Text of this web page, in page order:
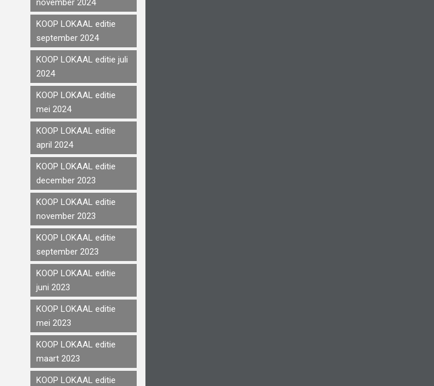
november 2024
KOOP LOKAAL editie
september 2024
KOOP LOKAAL editie juli
2024
KOOP LOKAAL editie
mei 2024
KOOP LOKAAL editie
april 2024
KOOP LOKAAL editie
december 2023
KOOP LOKAAL editie
november 2023
KOOP LOKAAL editie
september 2023
KOOP LOKAAL editie
juni 2023
KOOP LOKAAL editie
mei 2023
KOOP LOKAAL editie
maart 2023
KOOP LOKAAL editie